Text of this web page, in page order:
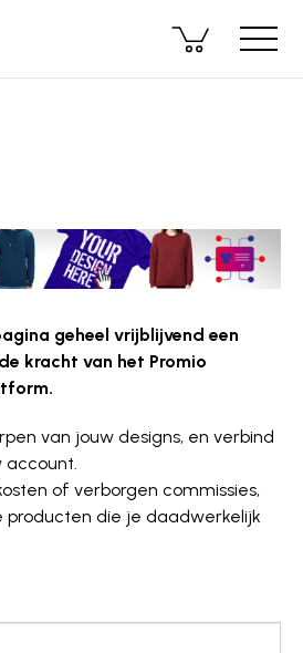
geheel vrijblijvend een
kracht van het Promio
van jouw designs, en verbind
of verborgen commissies,
producten die je daadwerkelijk